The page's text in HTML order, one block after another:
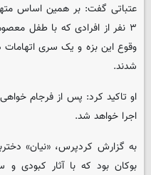
عتباتی گفت: بر همین اساس
۳ نفر از افرادی که با طفل
شدند.
او تاکید کرد: پس از فرجام
اجرا خواهد شد.
بوکان بود که با آثار کبودی